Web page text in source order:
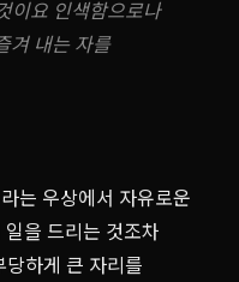
이요 인색함으로나
겨 내는 자를
는 우상에서 자유로운
을 드리는 것조차
하게 큰 자리를